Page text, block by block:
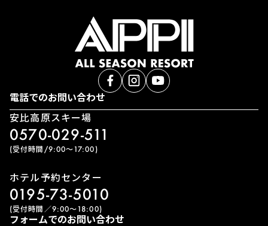
電話でのお問い合わせ
安比高原スキー場
0570-029-511
(受付時間/9:00〜17:00)
ホテル予約センター
0195-73-5010
(受付時間／9:00〜18:00)
フォームでのお問い合わせ